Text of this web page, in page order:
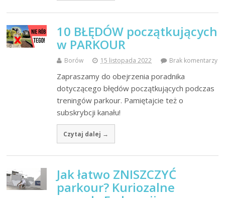
10 BŁĘDÓW początkujących
w PARKOUR
Borów 15 listopada 2022 Brak komentarzy
Zapraszamy do obejrzenia poradnika
dotyczącego błędów początkujących podczas
treningów parkour. Pamiętajcie też o
subskrybcji kanału!
Czytaj dalej →
Jak łatwo ZNISZCZYĆ
parkour? Kuriozalne